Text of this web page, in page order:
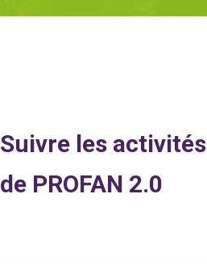
Suivre les activités
de PROFAN 2.0